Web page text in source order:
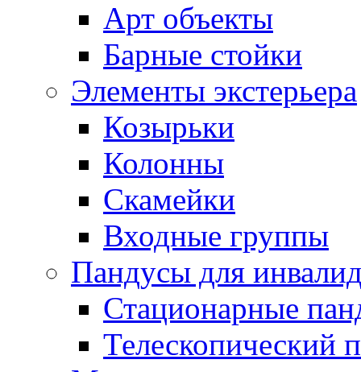
Арт объекты
Барные стойки
Элементы экстерьера
Козырьки
Колонны
Скамейки
Входные группы
Пандусы для
Стационарные
Телескопический